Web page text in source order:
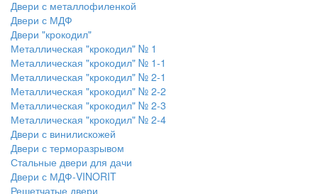
Двери с металлофиленкой
Двери с МДФ
Двери "крокодил"
Металлическая "крокодил" № 1
Металлическая "крокодил" № 1-1
Металлическая "крокодил" № 2-1
Металлическая "крокодил" № 2-2
Металлическая "крокодил" № 2-3
Металлическая "крокодил" № 2-4
Двери с винилискожей
Двери с терморазрывом
Стальные двери для дачи
Двери с МДФ-VINORIT
Решетчатые двери